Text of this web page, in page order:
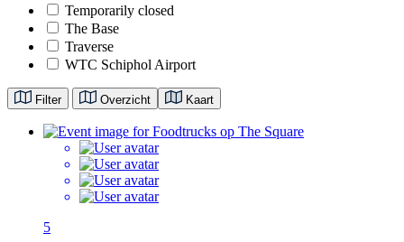
Temporarily closed
The Base
Traverse
WTC Schiphol Airport
Filter Overzicht Kaart
5